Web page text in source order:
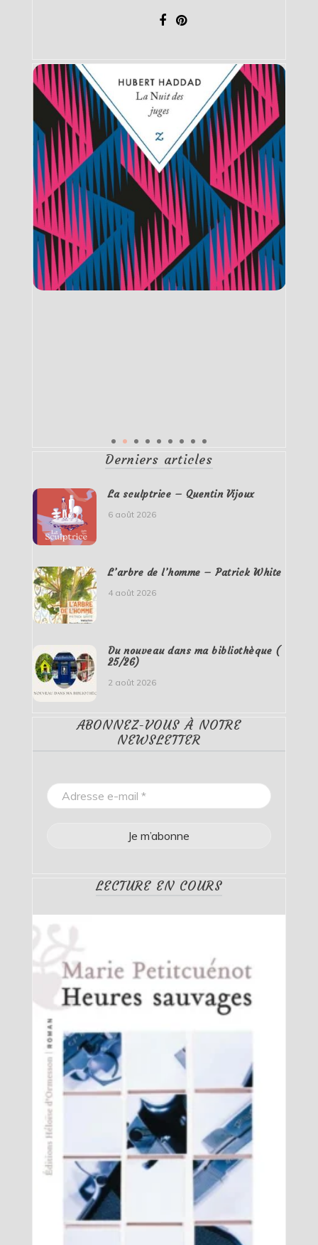
Derniers articles
La sculptrice – Quentin Vijoux
6 août 2026
L’arbre de l’homme – Patrick White
4 août 2026
Du nouveau dans ma bibliothèque (
25/26)
2 août 2026
ABONNEZ-VOUS À NOTRE
NEWSLETTER
LECTURE EN COURS